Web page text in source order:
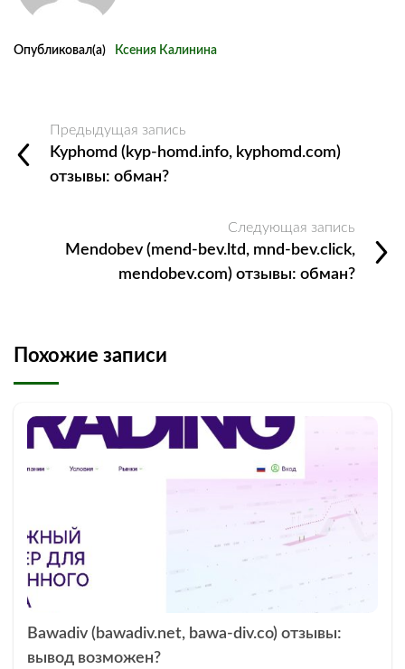
Опубликовал(а) Ксения Калинина
Предыдущая запись
Kyphomd (kyp-homd.info, kyphomd.com)
отзывы: обман?
Следующая запись
Mendobev (mend-bev.ltd, mnd-bev.click,
mendobev.com) отзывы: обман?
Похожие записи
Bawadiv (bawadiv.net, bawa-div.co) отзывы:
вывод возможен?